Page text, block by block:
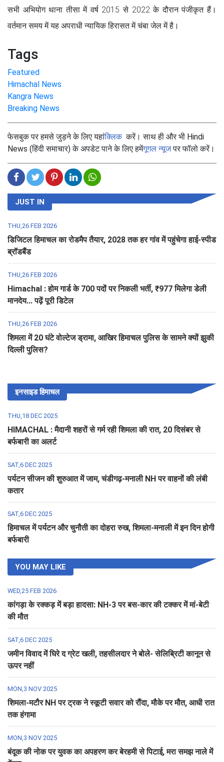
सभी अभियोग थाना तीसा में वर्ष 2015 से 2022 के दौरान पंजीकृत हैं।
वर्तमान समय में यह अपराधी न्यायिक हिरासत में चंबा जेल में है।
Tags
Featured
Himachal News
Kangra News
Breaking News
फेसबुक पर हमसे जुड़ने के लिए यहांक्लिककरें। साथ ही और भी Hindi
News (हिंदी समाचार) के अपडेट पाने के लिए हमेंगूगल न्यूजपर फॉलो करें।
JUST IN
THU,26 FEB 2026
डिजिटल हिमाचल का रोडमैप तैयार, 2028 तक हर गांव में पहुंचेगा हाई-स्पीड
ब्रॉडबैंड
THU,26 FEB 2026
Himachal : होम गार्ड के 700 पदों पर निकली भर्ती, ₹977 मिलेगा डेली
मानदेय... पढ़ें पूरी डिटेल
THU,26 FEB 2026
शिमला में 20 घंटे वोल्टेज ड्रामा, आखिर हिमाचल पुलिस के सामने क्यों झुकी
दिल्ली पुलिस?
इनसाइड हिमाचल
THU,18 DEC 2025
HIMACHAL : मैदानी शहरों से गर्म रही शिमला की रात, 20 दिसंबर से
बर्फबारी का अलर्ट
SAT,6 DEC 2025
पर्यटन सीजन की शुरुआत में जाम, चंडीगढ़-मनाली NH पर वाहनों की लंबी
कतार
SAT,6 DEC 2025
हिमाचल में पर्यटन और चुनौती का दोहरा रुख, शिमला-मनाली में इन दिन होगी
बर्फबारी
YOU MAY LIKE
WED,25 FEB 2026
कांगड़ा के रक्कड़ में बड़ा हादसा: NH-3 पर बस-कार की टक्कर में मां-बेटी
की मौत
SAT,6 DEC 2025
जमीन विवाद में घिरे द ग्रेट खली, तहसीलदार ने बोले- सेलिब्रिटी कानून से
ऊपर नहीं
MON,3 NOV 2025
शिमला-मटौर NH पर ट्रक ने स्कूटी सवार को रौंदा, मौके पर मौत, आधी रात
तक हंगामा
MON,3 NOV 2025
बंदूक की नोक पर युवक का अपहरण कर बेरहमी से पिटाई, मरा समझ नाले में